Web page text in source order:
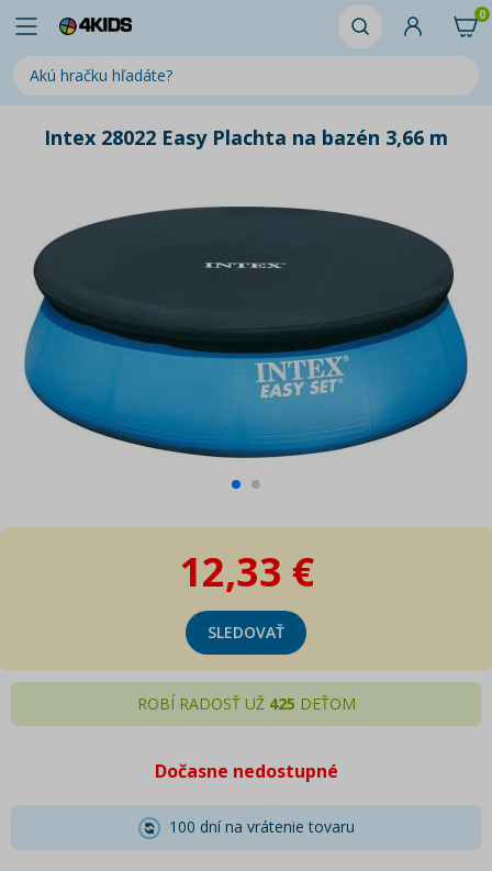
0
Intex 28022 Easy Plachta na bazén 3,66 m
12,33 €
SLEDOVAŤ
ROBÍ RADOSŤ UŽ 425 DEŤOM
Dočasne nedostupné
100 dní na vrátenie tovaru